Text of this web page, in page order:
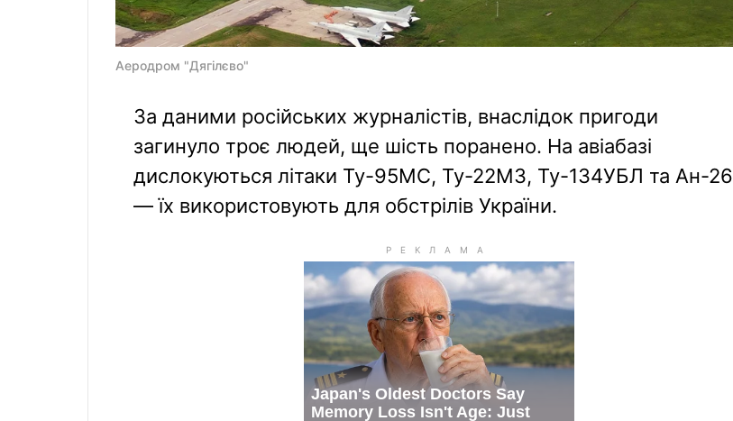
Аеродром "Дягілєво"
За даними російських журналістів, внаслідок пригоди
загинуло троє людей, ще шість поранено. На авіабазі
дислокуються літаки Ту-95МС, Ту-22М3, Ту-134УБЛ та Ан-26
— їх використовують для обстрілів України.